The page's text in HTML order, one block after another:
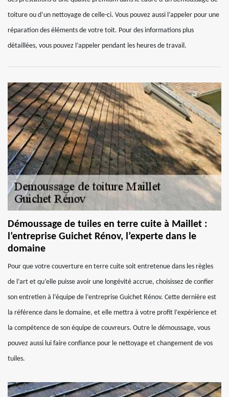
toiture ou d’un nettoyage de celle-ci. Vous pouvez aussi l’appeler pour une
réparation des éléments de votre toit. Pour des informations plus
détaillées, vous pouvez l’appeler pendant les heures de travail.
Démoussage de tuiles en terre cuite à Maillet :
l’entreprise Guichet Rénov, l’experte dans le
domaine
Pour que votre couverture en terre cuite soit entretenue dans les règles
de l’art et qu’elle puisse avoir une longévité accrue, choisissez de confier
son entretien à l’équipe de l’entreprise Guichet Rénov. Cette dernière est
la référence dans le domaine, et elle mettra à votre profit l’expérience et
la compétence de son équipe de couvreurs. Outre le démoussage, vous
pouvez aussi lui faire confiance pour le nettoyage et changement de vos
tuiles.